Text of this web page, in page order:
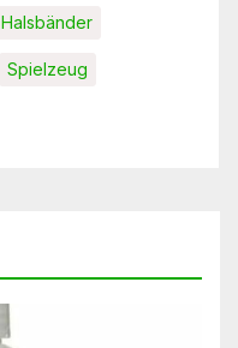
Halsbänder
Spielzeug